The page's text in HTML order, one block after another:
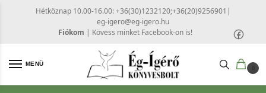
Hétköznap 10.00-16.00: +36(30)1232120;+36(20)9256901 |
eg-igero@eg-igero.hu
Fiókom | Kövess minket Facebook-on is!
MENÜ
0